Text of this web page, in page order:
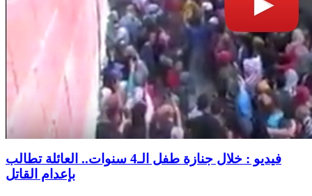
فيديو : خلال جنازة طفل الـ4 سنوات.. العائلة تطالب
بإعدام القاتل